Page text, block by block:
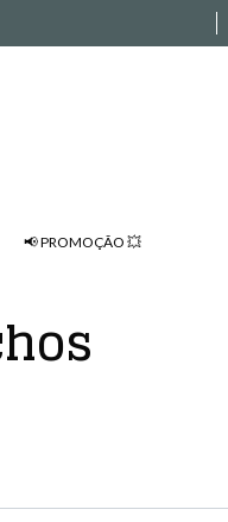
📢 PROMOÇÃO 💥